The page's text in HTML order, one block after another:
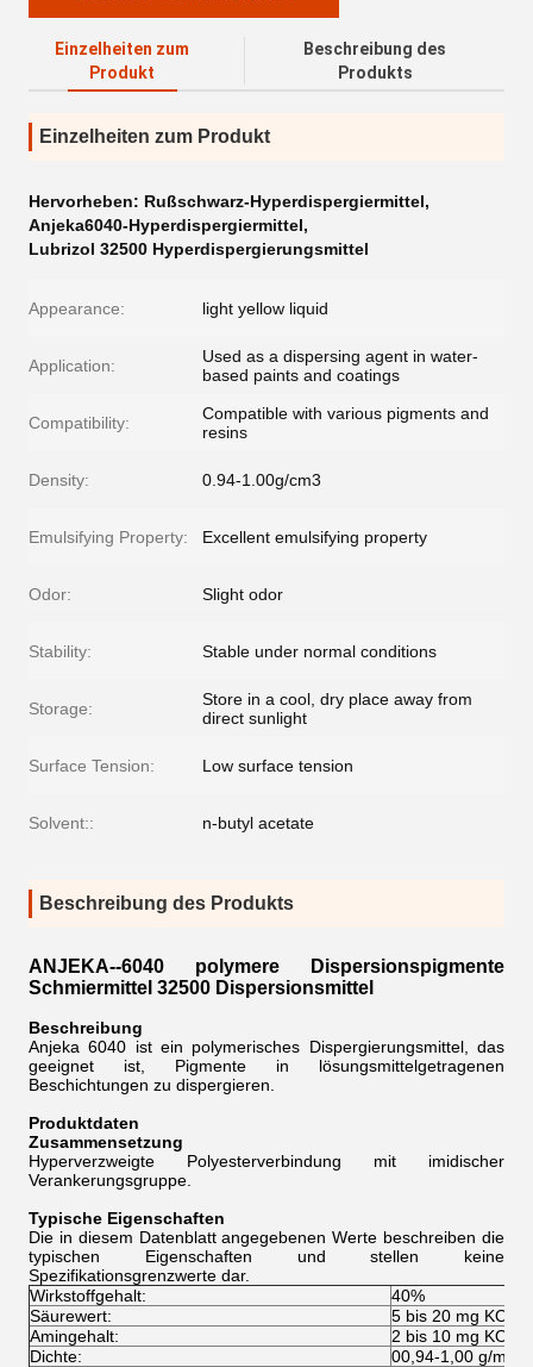
Einzelheiten zum
Produkt
Beschreibung des
Produkts
Einzelheiten zum Produkt
Hervorheben: Rußschwarz-Hyperdispergiermittel,
Anjeka6040-Hyperdispergiermittel,
Lubrizol 32500 Hyperdispergierungsmittel
Appearance: light yellow liquid
Application:
Used as a dispersing agent in water-
based paints and coatings
Compatibility:
Compatible with various pigments and
resins
Density: 0.94-1.00g/cm3
Emulsifying Property: Excellent emulsifying property
Odor: Slight odor
Stability: Stable under normal conditions
Storage:
Store in a cool, dry place away from
direct sunlight
Surface Tension: Low surface tension
Solvent:: n-butyl acetate
Beschreibung des Produkts
ANJEKA--6040 polymere Dispersionspigmente
Schmiermittel 32500 Dispersionsmittel
Beschreibung
Anjeka 6040 ist ein polymerisches Dispergierungsmittel, das
geeignet ist, Pigmente in lösungsmittelgetragenen
Beschichtungen zu dispergieren.
Produktdaten
Zusammensetzung
Hyperverzweigte Polyesterverbindung mit imidischer
Verankerungsgruppe.
Typische Eigenschaften
Die in diesem Datenblatt angegebenen Werte beschreiben die
typischen Eigenschaften und stellen keine
Spezifikationsgrenzwerte dar.
Wirkstoffgehalt:
40%
Säurewert:
5 bis 20 mg KOH/
Amingehalt:
2 bis 10 mg KOH/g
Dichte:
00,94-1,00 g/ml